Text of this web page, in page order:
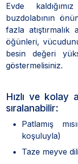
Evde
buzdolabının
fazla atıştırmalık
öğünleri,
besin değeri
göstermelisiniz.
Hızlı ve kolay
sıralanabilir:
Patlamış
koşuluyla)
Taze meyve